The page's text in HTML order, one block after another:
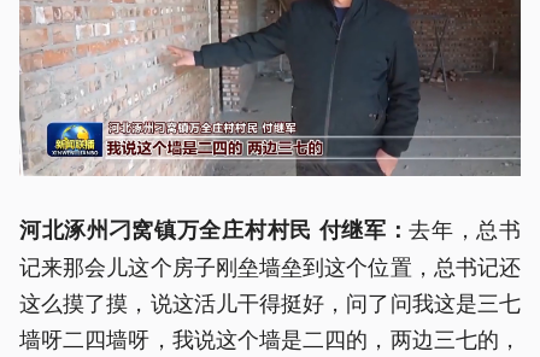
河北涿州刁窝镇万全庄村村民 付继军：去年，总书
记来那会儿这个房子刚垒墙垒到这个位置，总书记还
这么摸了摸，说这活儿干得挺好，问了问我这是三七
墙呀二四墙呀，我说这个墙是二四的，两边三七的，